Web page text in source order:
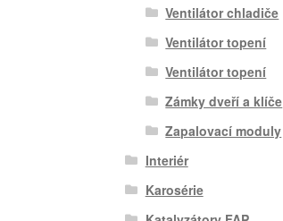
Ventilátor chladiče
Ventilátor topení
Ventilátor topení
Zámky dveří a klíče
Zapalovací moduly
Interiér
Karosérie